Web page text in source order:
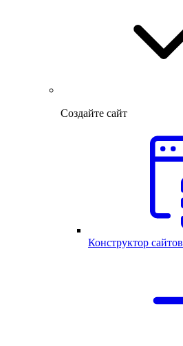
Создайте сайт
Конструктор сайтов